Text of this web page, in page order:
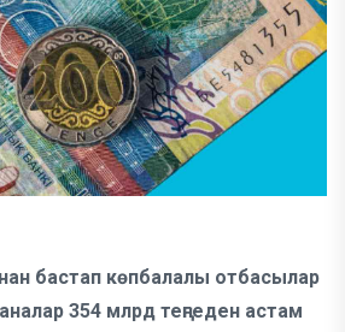
бастап көпбалалы отбасылар
354 млрд теңгеден астам